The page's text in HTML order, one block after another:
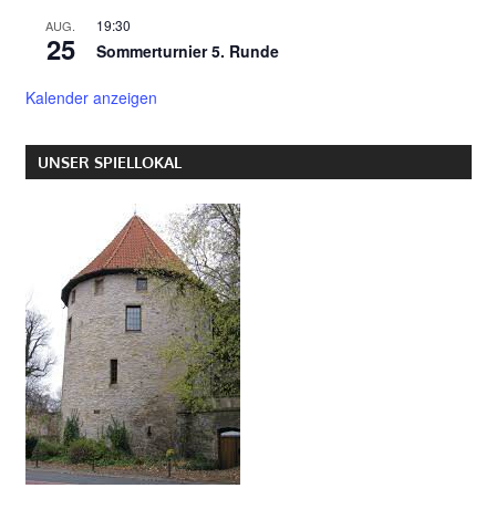
AUG.
25
19:30
Sommerturnier 5. Runde
Kalender anzeigen
UNSER SPIELLOKAL